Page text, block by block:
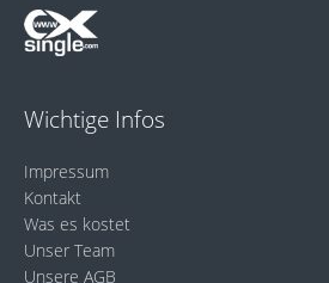
Wichtige Infos
Impressum
Kontakt
Was es kostet
Unser Team
Unsere AGB